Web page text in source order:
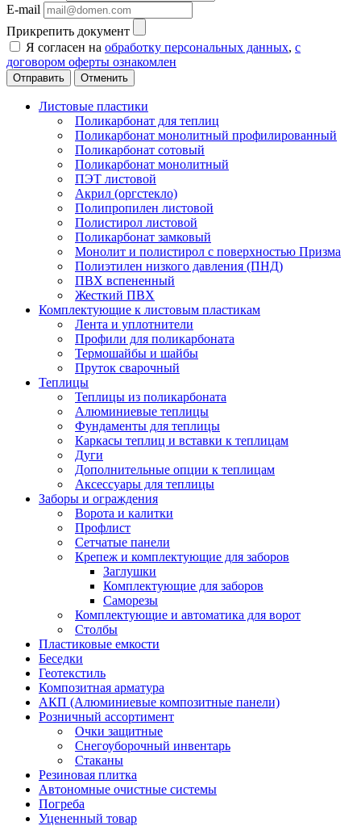
E-mail
Прикрепить документ
Я согласен на обработку персональных данных, с
договором оферты ознакомлен
Отменить
Листовые пластики
Поликарбонат для теплиц
Поликарбонат монолитный профилированный
Поликарбонат сотовый
Поликарбонат монолитный
ПЭТ листовой
Акрил (оргстекло)
Полипропилен листовой
Полистирол листовой
Поликарбонат замковый
Монолит и полистирол с поверхностью Призма
Полиэтилен низкого давления (ПНД)
ПВХ вспененный
Жесткий ПВХ
Комплектующие к листовым пластикам
Лента и уплотнители
Профили для поликарбоната
Термошайбы и шайбы
Пруток сварочный
Теплицы
Теплицы из поликарбоната
Алюминиевые теплицы
Фундаменты для теплицы
Каркасы теплиц и вставки к теплицам
Дуги
Дополнительные опции к теплицам
Аксессуары для теплицы
Заборы и ограждения
Ворота и калитки
Профлист
Сетчатые панели
Крепеж и комплектующие для заборов
Заглушки
Комплектующие для заборов
Саморезы
Комплектующие и автоматика для ворот
Столбы
Пластиковые емкости
Беседки
Геотекстиль
Композитная арматура
АКП (Алюминиевые композитные панели)
Розничный ассортимент
Очки защитные
Снегоуборочный инвентарь
Стаканы
Резиновая плитка
Автономные очистные системы
Погреба
Уцененный товар